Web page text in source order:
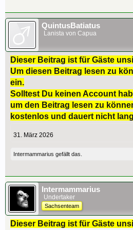
QuintusBatiatus
Lanista von Capua
Dieser Beitrag ist für Gäste
Um diesen Beitrag lesen zu
ein.
Solltest Du keinen Account
um den Beitrag lesen zu
kostenlos und dauert nicht
31. März 2026
Intermammarius gefällt das.
Intermammarius
Undertaker
Sachsenteam
Dieser Beitrag ist für Gäste